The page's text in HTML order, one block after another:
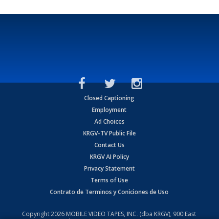
Closed Captioning
Employment
Ad Choices
KRGV-TV Public File
Contact Us
KRGV AI Policy
Privacy Statement
Terms of Use
Contrato de Terminos y Coniciones de Uso
Copyright2026 MOBILE VIDEO TAPES, INC. (dba KRGV), 900 East